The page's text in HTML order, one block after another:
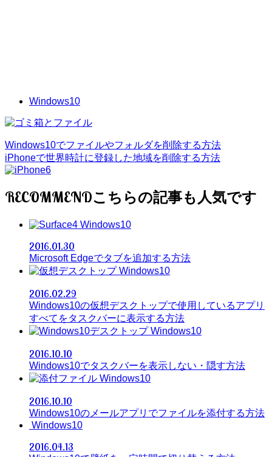
Windows10
Windows10でファイルやフォルダを削除する方法
iPhoneで世界時計に登録した地域を削除する方法
RECOMMEND
Windows10
2016.01.30
Microsoft Edgeでタブを追加する方法
Windows10
2016.02.29
Windows10の仮想デスクトップで使用しているアプリ
すべてをタスクバーに表示する方法
Windows10
2016.10.10
Windows10でタスクバーを表示しない・隠す方法
Windows10
2016.10.10
Windows10のメールアプリでファイルを添付する方法
Windows10
2016.04.13